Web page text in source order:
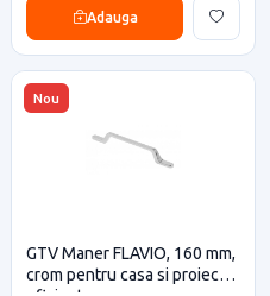
Adauga
Nou
GTV Maner FLAVIO, 160 mm,
crom pentru casa si proiecte